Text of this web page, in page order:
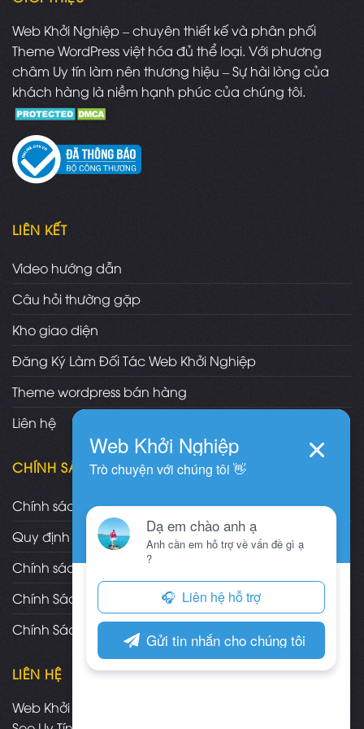
Web Khởi Nghiệp – chuyên thiết kế và phân phối
Theme WordPress việt hóa đủ thể loại. Với phương
châm Uy tín làm nên thương hiệu – Sự hài lòng của
khách hàng là niềm hạnh phúc của chúng tôi.
LIÊN KẾT
Video hướng dẫn
Câu hỏi thường gặp
Kho giao diện
Đăng Ký Làm Đối Tác Web Khởi Nghiệp
Theme wordpress bán hàng
Liên hệ
CHÍNH SÁCH
Chính sách và quy định chung
Quy định và hình thức thanh toán
Chính sách vận chuyển/giao nhận/cài đặt
Chính Sách Bảo Hành, Bảo Trì Theme
Chính Sách Đổi Trả, Hoàn Tiền Sản Phẩm
LIÊN HỆ
Web Khởi Nghiệp - Mua bán theme wordpress chuẩn